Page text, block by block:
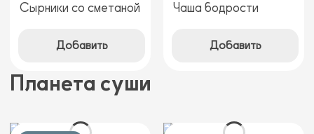
Сырники со сметаной
Добавить
Чаша бодрости
Добавить
Планета суши